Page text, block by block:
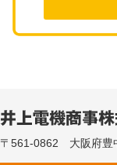
〒561-0862 大阪府豊